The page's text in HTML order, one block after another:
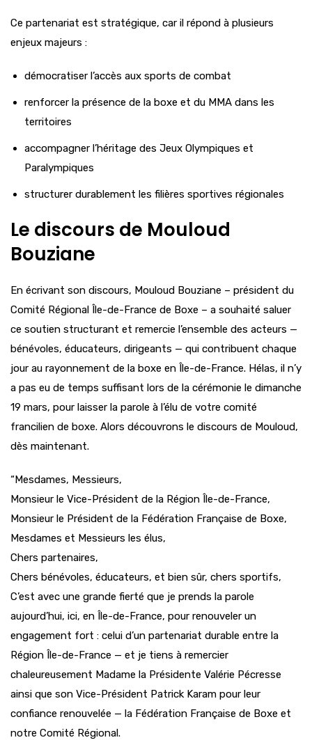
Ce partenariat est stratégique, car il répond à plusieurs
enjeux majeurs :
démocratiser l’accès aux sports de combat
renforcer la présence de la boxe et du MMA dans les
territoires
accompagner l’héritage des Jeux Olympiques et
Paralympiques
structurer durablement les filières sportives régionales
Le discours de Mouloud
Bouziane
En écrivant son discours, Mouloud Bouziane – président du
Comité Régional Île-de-France de Boxe – a souhaité saluer
ce soutien structurant et remercie l’ensemble des acteurs —
bénévoles, éducateurs, dirigeants — qui contribuent chaque
jour au rayonnement de la boxe en Île-de-France. Hélas, il n’y
a pas eu de temps suffisant lors de la cérémonie le dimanche
19 mars, pour laisser la parole à l’élu de votre comité
francilien de boxe. Alors découvrons le discours de Mouloud,
dès maintenant.
“Mesdames, Messieurs,
Monsieur le Vice-Président de la Région Île-de-France,
Monsieur le Président de la Fédération Française de Boxe,
Mesdames et Messieurs les élus,
Chers partenaires,
Chers bénévoles, éducateurs, et bien sûr, chers sportifs,
C’est avec une grande fierté que je prends la parole
aujourd’hui, ici, en Île-de-France, pour renouveler un
engagement fort : celui d’un partenariat durable entre la
Région Île-de-France — et je tiens à remercier
chaleureusement Madame la Présidente Valérie Pécresse
ainsi que son Vice-Président Patrick Karam pour leur
confiance renouvelée — la Fédération Française de Boxe et
notre Comité Régional.